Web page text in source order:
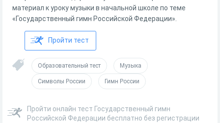
материал к уроку музыки в начальной школе по теме
«Государственный гимн Российской Федерации».
Пройти тест
Образовательный тест Музыка
Символы России Гимн России
Пройти онлайн тест Государственный гимн
Российской Федерации бесплатно без регистрации